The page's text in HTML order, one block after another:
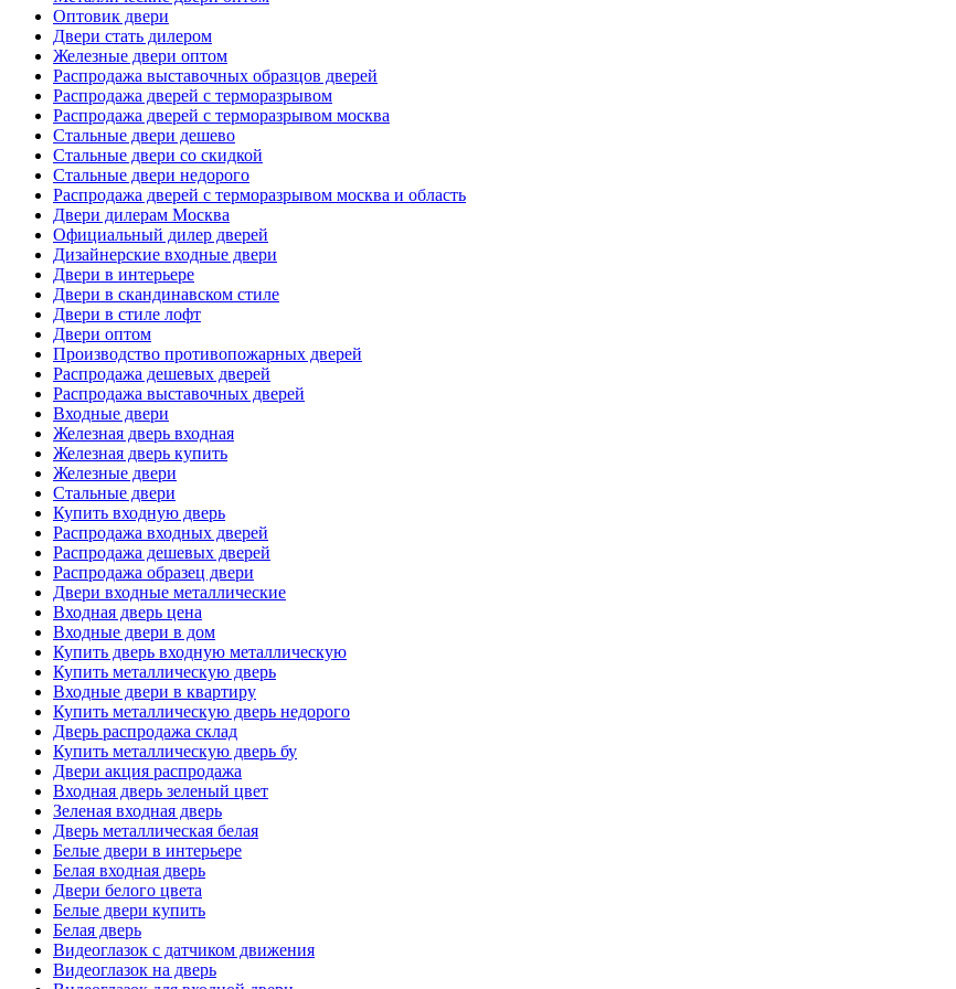
Оптовик двери
Двери стать дилером
Железные двери оптом
Распродажа выставочных образцов дверей
Распродажа дверей с терморазрывом
Распродажа дверей с терморазрывом москва
Стальные двери дешево
Стальные двери со скидкой
Стальные двери недорого
Распродажа дверей с терморазрывом москва и область
Двери дилерам Москва
Официальный дилер дверей
Дизайнерские входные двери
Двери в интерьере
Двери в скандинавском стиле
Двери в стиле лофт
Двери оптом
Производство противопожарных дверей
Распродажа дешевых дверей
Распродажа выставочных дверей
Входные двери
Железная дверь входная
Железная дверь купить
Железные двери
Стальные двери
Купить входную дверь
Распродажа входных дверей
Распродажа дешевых дверей
Распродажа образец двери
Двери входные металлические
Входная дверь цена
Входные двери в дом
Купить дверь входную металлическую
Купить металлическую дверь
Входные двери в квартиру
Купить металлическую дверь недорого
Дверь распродажа склад
Купить металлическую дверь бу
Двери акция распродажа
Входная дверь зеленый цвет
Зеленая входная дверь
Дверь металлическая белая
Белые двери в интерьере
Белая входная дверь
Двери белого цвета
Белые двери купить
Белая дверь
Видеоглазок с датчиком движения
Видеоглазок на дверь